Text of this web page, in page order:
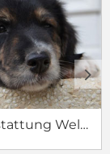
Erstausstattung Welpe
d